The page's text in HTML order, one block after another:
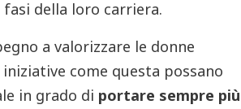
della loro carriera.
a valorizzare le donne
come questa possano
in grado di portare sempre più